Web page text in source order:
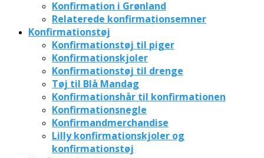
Konfirmation i Grønland
Relaterede konfirmationsemner
Konfirmationstøj
Konfirmationstøj til piger
Konfirmationskjoler
Konfirmationstøj til drenge
Tøj til Blå Mandag
Konfirmationshår til konfirmationen
Konfirmationsnegle
Konfirmandmerchandise
Lilly konfirmationskjoler og
konfirmationstøj